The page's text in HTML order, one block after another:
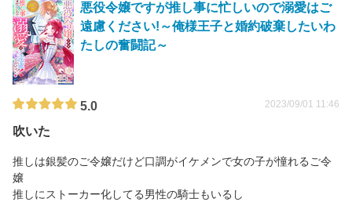
悪役令嬢ですが推し事に忙しいので溺愛はご
遠慮ください!～俺様王子と婚約破棄したいわ
たしの奮闘記～
5.0 2023/09/01 11:46
吹いた
推しは銀髪のご令嬢だけど口調がイケメンで女の子が憧れるご令
嬢
推しにストーカー化してる男性の騎士もいるし